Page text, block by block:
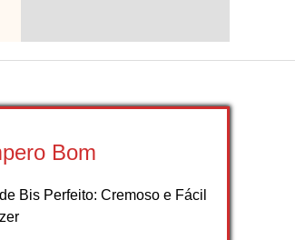
Bom
Bis Perfeito: Cremoso e Fácil